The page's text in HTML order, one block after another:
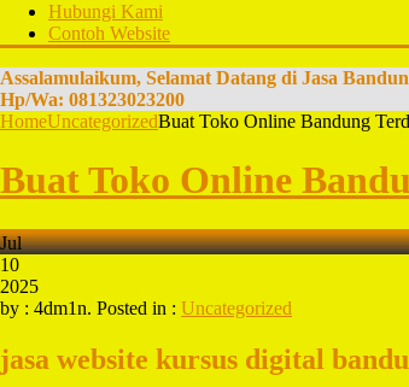
Hubungi Kami
Contoh Website
Assalamulaikum, Selamat Datang di Jasa
Hp/Wa: 081323023200
HomeUncategorizedBuat Toko Online Bandung
Buat Toko Online
Jul
10
2025
by : 4dm1n. Posted in : Uncategorized
jasa website kursus digital